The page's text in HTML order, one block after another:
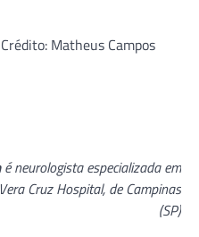
Crédito: Matheus Campos
é neurologista especializada em
Cruz Hospital, de Campinas
(SP)